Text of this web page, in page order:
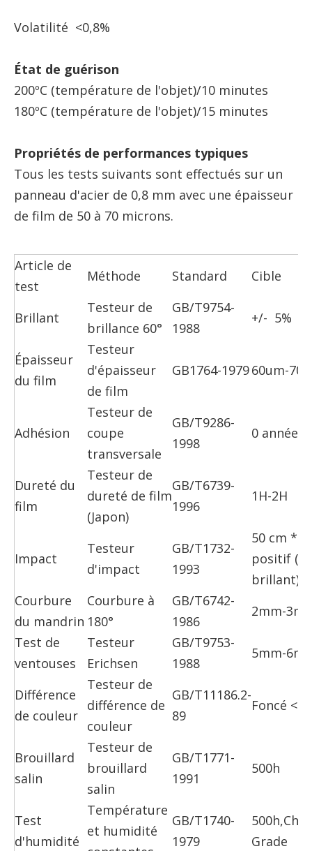
Volatilité <0,8%
État de guérison
200ºC (température de l'objet)/10 minutes
180ºC (température de l'objet)/15 minutes
Propriétés de performances typiques
Tous les tests suivants sont effectués sur un
panneau d'acier de 0,8 mm avec une épaisseur
de film de 50 à 70 microns.
Article de
test
Méthode Standard Cible
Brillant
Testeur de
brillance 60°
GB/T9754-
1988
+/- 5%
Épaisseur
du film
Testeur
d'épaisseur
de film
GB1764-197960um-
Adhésion
Testeur de
coupe
transversale
GB/T9286-
1998
0 année
Dureté du
film
Testeur de
dureté de film
(Japon)
GB/T6739-
1996
1H-2H
Impact
Testeur
d'impact
GB/T1732-
1993
50 cm *
positif
brillant)
Courbure
du mandrin
Courbure à
180°
GB/T6742-
1986
2mm-
Test de
ventouses
Testeur
Erichsen
GB/T9753-
1988
5mm-
Différence
de couleur
Testeur de
différence de
couleur
GB/T11186.2-
89
Foncé
Brouillard
salin
Testeur de
brouillard
salin
GB/T1771-
1991
500h
Test
d'humidité
Température
et humidité
GB/T1740-
1979
Grade